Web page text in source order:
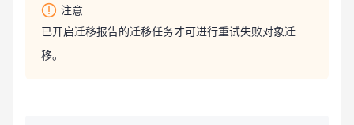
注意
已开启迁移报告的迁移任务才可进行重试失败对象迁
移。